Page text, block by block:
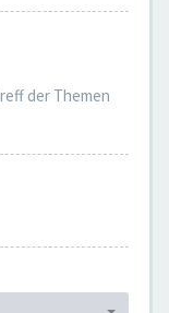
der Themen